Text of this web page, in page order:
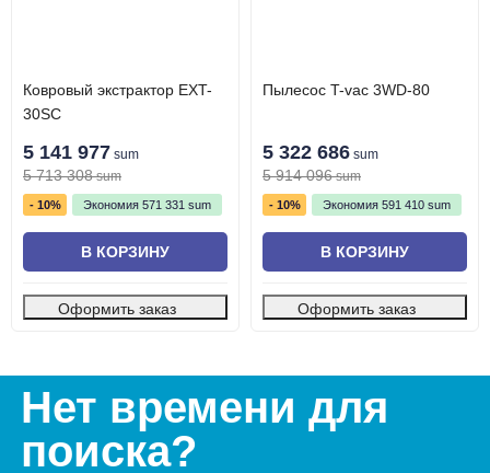
Ковровый экстрактор EXT-
30SC
5 141 977 sum
5 713 308 sum
- 10% Экономия 571 331 sum
В КОРЗИНУ
Оформить заказ
Пылесос T-vac 3WD-80
5 322 686 sum
5 914 096 sum
- 10% Экономия 591 410 sum
В КОРЗИНУ
Оформить заказ
Нет времени для
поиска?